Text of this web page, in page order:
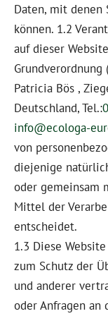
Daten, mit
können. 1.2
auf dieser
Grundverordnung
Patricia Bös ,
Deutschland, Tel.:
info@ecologa-
von
diejenige
oder gemeinsam
Mittel der
entscheidet.
1.3 Diese
zum Schutz der
und anderer
oder Anfragen an